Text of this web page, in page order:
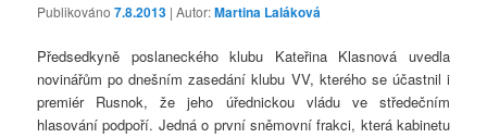
Publikováno7.8.2013 | Autor:Martina Laláková
Předsedkyně poslaneckého klubu Kateřina Klasnová uvedla
novinářům po dnešním zasedání klubu VV, kterého se účastnil i
premiér Rusnok, že jeho úřednickou vládu ve středečním
hlasování podpoří. Jedná o první sněmovní frakci, která kabinetu